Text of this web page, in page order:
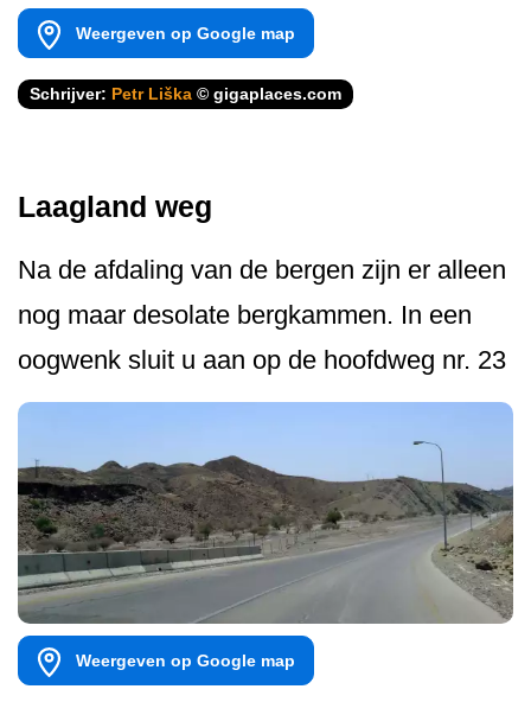
Weergeven op Google map
Schrijver: Petr Liška © gigaplaces.com
Laagland weg
Na de afdaling van de bergen zijn er alleen
nog maar desolate bergkammen. In een
oogwenk sluit u aan op de hoofdweg nr. 23
Weergeven op Google map